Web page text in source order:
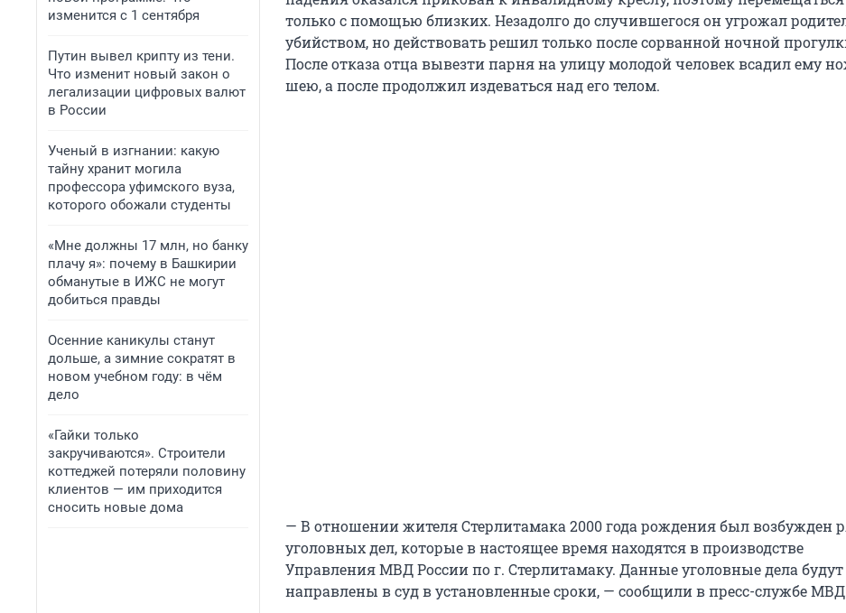
изменится с 1 сентября
Путин вывел крипту из тени.
Что изменит новый закон о
легализации цифровых валют
в России
Ученый в изгнании: какую
тайну хранит могила
профессора уфимского вуза,
которого обожали студенты
«Мне должны 17 млн, но банку
плачу я»: почему в Башкирии
обманутые в ИЖС не могут
добиться правды
Осенние каникулы станут
дольше, а зимние сократят в
новом учебном году: в чём
дело
«Гайки только
закручиваются». Строители
коттеджей потеряли половину
клиентов — им приходится
сносить новые дома
только с помощью близких. Незадолго до случившегося он угрожал
убийством, но действовать решил только после сорванной ночной
После отказа отца вывезти парня на улицу молодой человек всадил ему
шею, а после продолжил издеваться над его телом.
— В отношении жителя Стерлитамака 2000 года рождения был возбужден
уголовных дел, которые в настоящее время находятся в производстве
Управления МВД России по г. Стерлитамаку. Данные уголовные дела будут
направлены в суд в установленные сроки, — сообщили в пресс-службе